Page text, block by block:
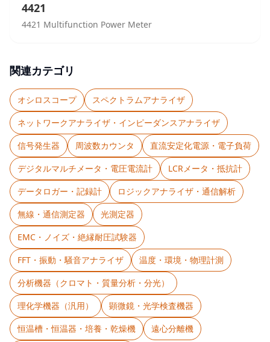
4421
4421 Multifunction Power Meter
関連カテゴリ
オシロスコープ
スペクトラムアナライザ
ネットワークアナライザ・インピーダンスアナライザ
信号発生器
周波数カウンタ
直流安定化電源・電子負荷
デジタルマルチメータ・電圧電流計
LCRメータ・抵抗計
データロガー・記録計
ロジックアナライザ・通信解析
無線・通信測定器
光測定器
EMC・ノイズ・絶縁耐圧試験器
FFT・振動・騒音アナライザ
温度・環境・物理計測
分析機器（クロマト・質量分析・分光）
理化学機器（汎用）
顕微鏡・光学検査機器
恒温槽・恒温器・培養・乾燥機
遠心分離機